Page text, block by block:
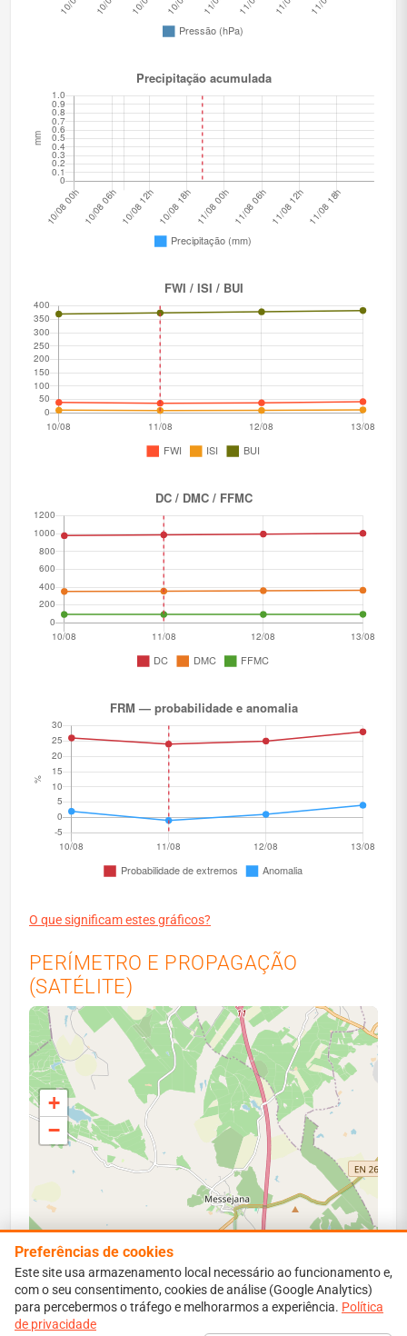
O que significam estes gráficos?
PERÍMETRO E PROPAGAÇÃO
(SATÉLITE)
+
−
Leaflet|Map data ©OpenStreetMapcontributors
Perímetro vermelho: área ardida estimada. Isócronas:
Preferências de cookies
Este site usa armazenamento local necessário ao funcionamento e,
com o seu consentimento, cookies de análise (Google Analytics)
para percebermos o tráfego e melhorarmos a experiência. Política
de privacidade